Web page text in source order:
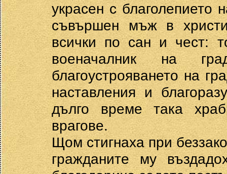
украсен с благолепието
съвършен мъж в
всички по сан и чест:
военачалник на
благоустрояването на
наставления и
дълго време така
врагове.
Щом стигнаха при
гражданите му